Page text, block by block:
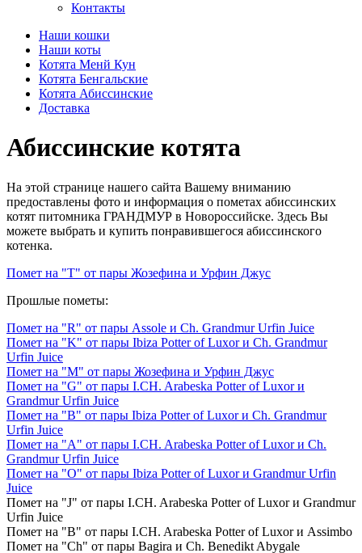
Контакты
Наши кошки
Наши коты
Котята Менй Кун
Котята Бенгальские
Котята Абиссинские
Доставка
Абиссинские котята
На этой странице нашего сайта Вашему вниманию
предоставлены фото и информация о пометах абиссинских
котят питомника ГРАНДМУР в Новороссийске. Здесь Вы
можете выбрать и купить понравившегося абиссинского
котенка.
Помет на "Т" от пары Жозефина и Урфин Джус
Прошлые пометы:
Помет на "R" от пары Assole и Ch. Grandmur Urfin Juice
Помет на "K" от пары Ibiza Potter of Luxor и Ch. Grandmur
Urfin Juice
Помет на "М" от пары Жозефина и Урфин Джус
Помет на "G" от пары I.CH. Arabeska Potter of Luxor и
Grandmur Urfin Juice
Помет на "B" от пары Ibiza Potter of Luxor и Ch. Grandmur
Urfin Juice
Помет на "А" от пары I.CH. Arabeska Potter of Luxor и Ch.
Grandmur Urfin Juice
Помет на "O" от пары Ibiza Potter of Luxor и Grandmur Urfin
Juice
Помет на "J" от пары I.CH. Arabeska Potter of Luxor и Grandmur
Urfin Juice
Помет на "B" от пары I.CH. Arabeska Potter of Luxor и Assimbo
Помет на "Ch" от пары Bagira и Ch. Benedikt Abygale